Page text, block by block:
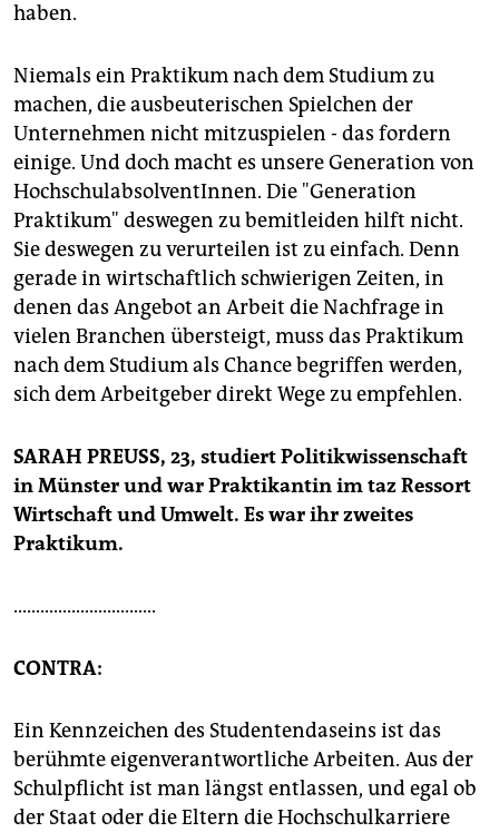
haben.
Niemals ein Praktikum nach dem Studium zu
machen, die ausbeuterischen Spielchen der
Unternehmen nicht mitzuspielen - das fordern
einige. Und doch macht es unsere Generation von
HochschulabsolventInnen. Die "Generation
Praktikum" deswegen zu bemitleiden hilft nicht.
Sie deswegen zu verurteilen ist zu einfach. Denn
gerade in wirtschaftlich schwierigen Zeiten, in
denen das Angebot an Arbeit die Nachfrage in
vielen Branchen übersteigt, muss das Praktikum
nach dem Studium als Chance begriffen werden,
sich dem Arbeitgeber direkt Wege zu empfehlen.
SARAH PREUSS, 23, studiert Politikwissenschaft
in Münster und war Praktikantin im taz Ressort
Wirtschaft und Umwelt. Es war ihr zweites
Praktikum.
................................
CONTRA:
Ein Kennzeichen des Studentendaseins ist das
berühmte eigenverantwortliche Arbeiten. Aus der
Schulpflicht ist man längst entlassen, und egal ob
der Staat oder die Eltern die Hochschulkarriere